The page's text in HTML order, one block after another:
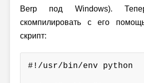
Berp под Windows).
скомпилировать с его
скрипт:
#!/usr/bin/env python